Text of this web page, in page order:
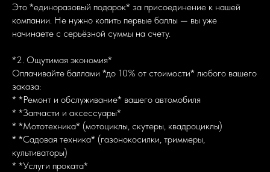
Это *единоразовый подарок* за присоединение к нашей
компании. Не нужно копить первые баллы — вы уже
начинаете с серьёзной суммы на счету.
*2. Ощутимая экономия*
Оплачивайте баллами *до 10% от стоимости* любого вашего
заказа:
* *Ремонт и обслуживание* вашего автомобиля
* *Запчасти и аксессуары*
* *Мототехника* (мотоциклы, скутеры, квадроциклы)
* *Садовая техника* (газонокосилки, триммеры,
культиваторы)
* *Услуги проката*